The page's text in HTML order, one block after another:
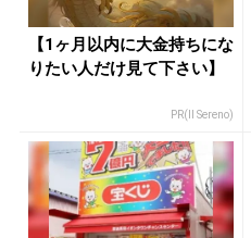
【1ヶ月以内に大金持ちにな
りたい人だけ見て下さい】
PR(Il Sereno)